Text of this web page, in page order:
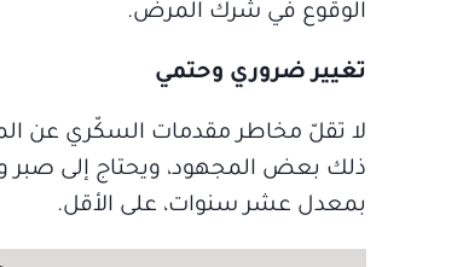
الوقوع في شرك المرض.
تغيير ضروري وحتمي
لا تقلّ مخاطر مقدمات السكّري عن
ذلك بعض المجهود، ويحتاج إلى صبر
بمعدل عشر سنوات، على الأقل.